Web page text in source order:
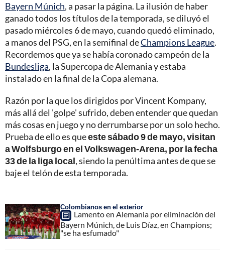
Bayern Múnich, a pasar la página. La ilusión de haber
ganado todos los títulos de la temporada, se diluyó el
pasado miércoles 6 de mayo, cuando quedó eliminado,
a manos del PSG, en la semifinal deChampions League.
Recordemos que ya se había coronado campeón de la
Bundesliga, la Supercopa de Alemania y estaba
instalado en la final de la Copa alemana.
Razón por la que los dirigidos por Vincent Kompany,
más allá del 'golpe' sufrido, deben entender que quedan
más cosas en juego y no derrumbarse por un solo hecho.
Prueba de ello es queeste sábado 9 de mayo, visitan
a Wolfsburgo en el Volkswagen-Arena, por la fecha
33 de la liga local, siendo la penúltima antes de que se
baje el telón de esta temporada.
Colombianos en el exterior
Lamento en Alemania por eliminación del
Bayern Múnich, de Luis Díaz, en Champions;
"se ha esfumado"